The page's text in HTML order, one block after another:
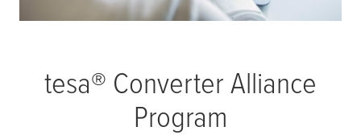
tesa® Converter Alliance
Program